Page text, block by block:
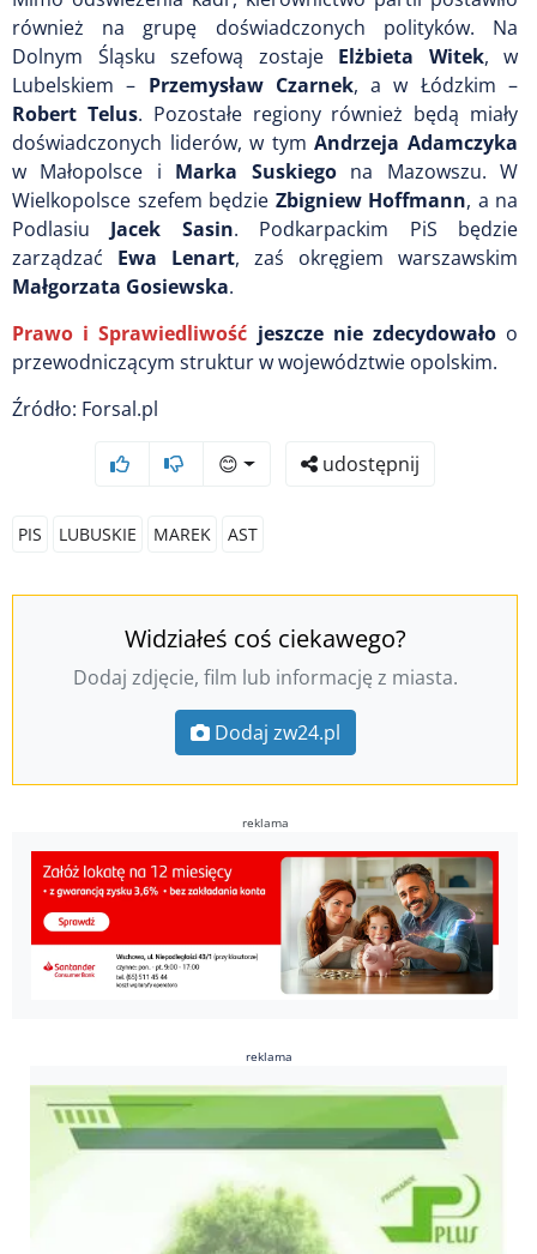
również na grupę doświadczonych polityków. Na
Dolnym Śląsku szefową zostaje Elżbieta Witek, w
Lubelskiem – Przemysław Czarnek, a w Łódzkim –
Robert Telus. Pozostałe regiony również będą miały
doświadczonych liderów, w tymAndrzeja Adamczyka
w Małopolsce i Marka Suskiegona Mazowszu. W
Wielkopolsce szefem będzie Zbigniew Hoffmann, a na
PodlasiuJacek Sasin. Podkarpackim PiS będzie
zarządzać Ewa Lenart, zaś okręgiem warszawskim
Małgorzata Gosiewska.
Prawo i Sprawiedliwość jeszcze nie zdecydowałoo
przewodniczącym struktur w województwie opolskim.
Źródło: Forsal.pl
😊 udostępnij
PIS LUBUSKIE MAREK AST
Widziałeś coś ciekawego?
Dodaj zdjęcie, film lub informację z miasta.
Dodaj zw24.pl
reklama
reklama